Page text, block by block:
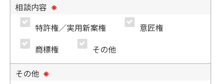
相談内容 ※
特許権／実用新案権 意匠権
商標権 その他
その他 ※